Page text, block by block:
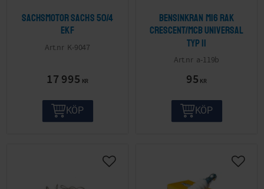
Sachsmotor Sachs 50/4
EKF
K-9047
17 995 KR
KÖP
Bensinkran M16 Rak
Crescent/MCB Universal
Typ II
a-119b
95 KR
KÖP